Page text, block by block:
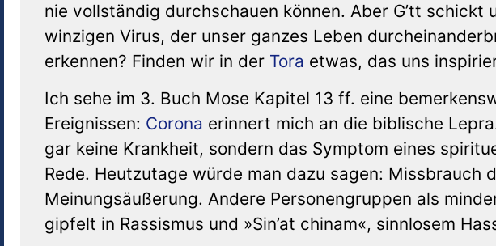
nie vollständig durchschauen können. Aber G’tt schickt
winzigen Virus, der unser ganzes Leben
erkennen? Finden wir in der Tora etwas, das uns
Ich sehe im 3. Buch Mose Kapitel 13 ff. eine
Ereignissen: Corona erinnert mich an die biblische
gar keine Krankheit, sondern das Symptom eines
Rede. Heutzutage würde man dazu sagen: Missbrauch
Meinungsäußerung. Andere Personengruppen als
gipfelt in Rassismus und »Sin’at chinam«, sinnlosem